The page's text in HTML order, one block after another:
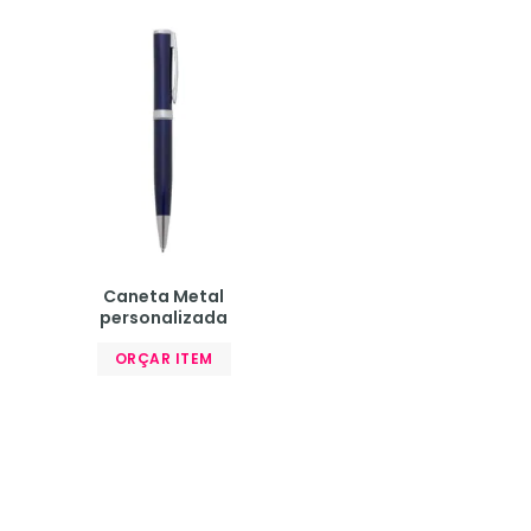
Caneta Metal
personalizada
ORÇAR ITEM